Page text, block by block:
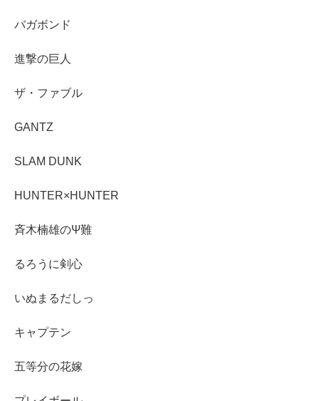
バガボンド
進撃の巨人
ザ・ファブル
GANTZ
SLAM DUNK
HUNTER×HUNTER
斉木楠雄のΨ難
るろうに剣心
いぬまるだしっ
キャプテン
五等分の花嫁